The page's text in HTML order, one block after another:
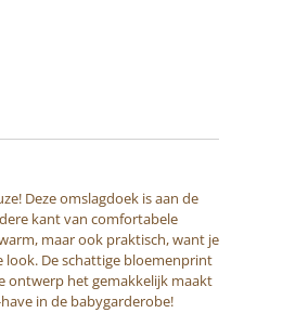
Deze omslagdoek is aan de
kant van comfortabele
maar ook praktisch, want je
look. De schattige bloemenprint
ontwerp het gemakkelijk maakt
in de babygarderobe!